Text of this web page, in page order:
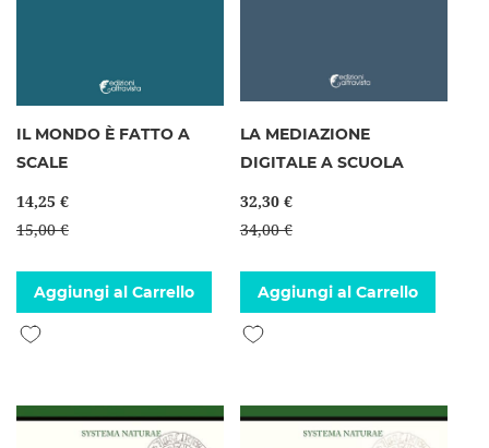
IL MONDO È FATTO A
SCALE
14,25 €
15,00 €
Aggiungi al Carrello
Aggiungi alla lista desideri
LA MEDIAZIONE
DIGITALE A SCUOLA
32,30 €
34,00 €
Aggiungi al Carrello
Aggiungi alla lista desideri